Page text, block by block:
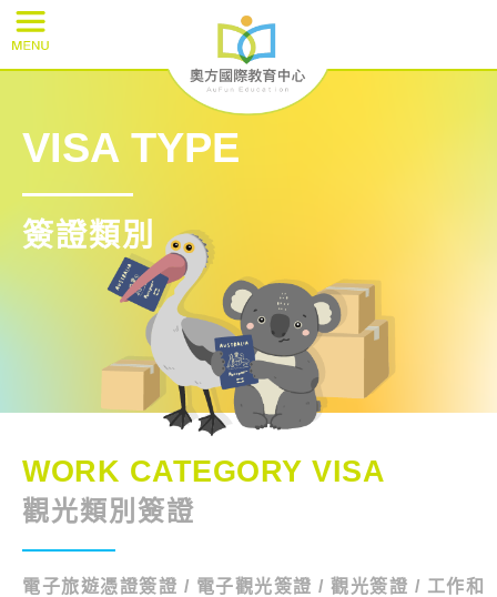
VISA TYPE
簽證類別
WORK CATEGORY VISA
觀光類別簽證
電子旅遊憑證簽證 / 電子觀光簽證 / 觀光簽證 / 工作和